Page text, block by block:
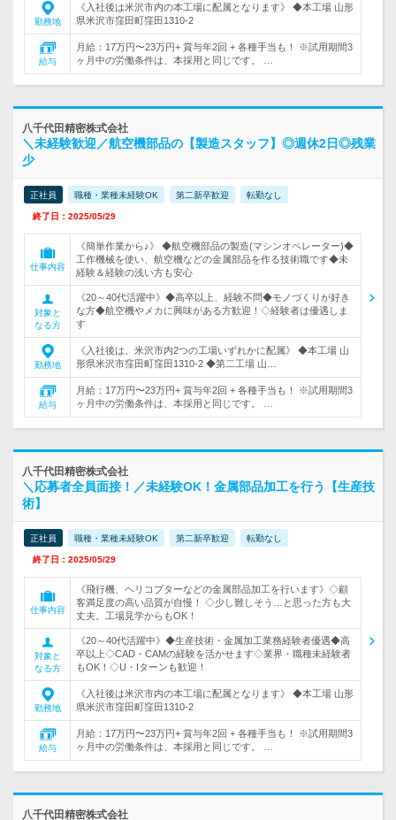
勤務地
《入社後は米沢市内の本工場に配属となります》 ◆本工場 山形
県米沢市窪田町窪田1310-2
給与
月給：17万円〜23万円+ 賞与年2回 + 各種手当も！ ※試用期間3
ヶ月中の労働条件は、本採用と同じです。 …
八千代田精密株式会社
＼未経験歓迎／航空機部品の【製造スタッフ】◎週休2日◎残業
少
正社員 職種・業種未経験OK 第二新卒歓迎 転勤なし
終了日：2025/05/29
仕事内容
《簡単作業から♪》 ◆航空機部品の製造(マシンオペレーター)◆
工作機械を使い、航空機などの金属部品を作る技術職です◆未
経験＆経験の浅い方も安心
対象と
なる方
《20～40代活躍中》◆高卒以上、経験不問◆モノづくりが好き
な方◆航空機やメカに興味がある方歓迎！◇経験者は優遇しま
す
勤務地
《入社後は、米沢市内2つの工場いずれかに配属》 ◆本工場 山
形県米沢市窪田町窪田1310-2 ◆第二工場 山…
給与
月給：17万円〜23万円+ 賞与年2回 + 各種手当も！ ※試用期間3
ヶ月中の労働条件は、本採用と同じです。 …
八千代田精密株式会社
＼応募者全員面接！／未経験OK！金属部品加工を行う【生産技
術】
正社員 職種・業種未経験OK 第二新卒歓迎 転勤なし
終了日：2025/05/29
仕事内容
《飛行機、ヘリコプターなどの金属部品加工を行います》◇顧
客満足度の高い品質が自慢！ ◇少し難しそう…と思った方も大
丈夫。工場見学からもOK！
対象と
なる方
《20～40代活躍中》◆生産技術・金属加工業務経験者優遇◆高
卒以上◇CAD・CAMの経験を活かせます◇業界・職種未経験者
もOK！◇U・Iターンも歓迎！
勤務地
《入社後は米沢市内の本工場に配属となります》 ◆本工場 山形
県米沢市窪田町窪田1310-2
給与
月給：17万円〜23万円+ 賞与年2回 + 各種手当も！ ※試用期間3
ヶ月中の労働条件は、本採用と同じです。 …
八千代田精密株式会社